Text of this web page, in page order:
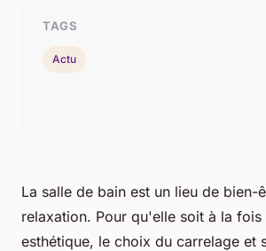
La salle de bain est un lieu de bien-
relaxation. Pour qu'elle soit à la
esthétique, le choix du carrelage et
TAGS
Actu